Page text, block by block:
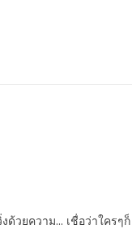
ด้วยความ… เชื่อว่าใครๆก็